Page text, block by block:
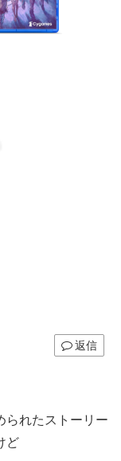
返信
られたストーリー
ど